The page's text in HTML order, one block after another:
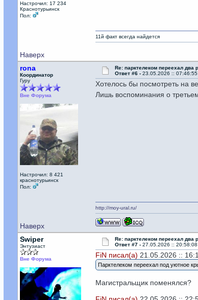
Настрочил: 17 234
Краснотурьинск
Пол:
Наверх
11й факт всегда найдется
rona
Координатор
Гуру
Вне Форума
Настрочил: 8 421
краснотурьинск
Пол:
Re: парктелеком переехал два
Ответ #6 - 23.05.2026 :: 07:46:55
Хотелось бы посмотреть на
Лишь воспоминания о
Наверх
http://moy-ural.ru/
Swiper
Энтузиаст
Вне Форума
Re: парктелеком переехал два
Ответ #7 - 27.05.2026 :: 20:58:08
FiN писал(а) 21.05.2026 ::
Парктелеком переехал под уютное
Магистральщик поменялся?